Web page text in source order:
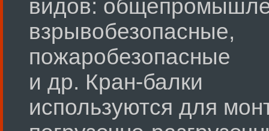
видов:
взрывобезопасные,
пожаробезопасные
и др. Кран-балки
используются для